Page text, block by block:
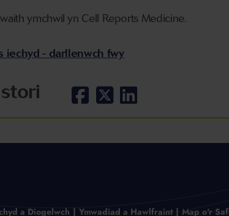
ymchwil yn Cell Reports Medicine.
iechyd - darllenwch fwy
a Diogelwch Ymwadiad a Hawlfraint Map o'r